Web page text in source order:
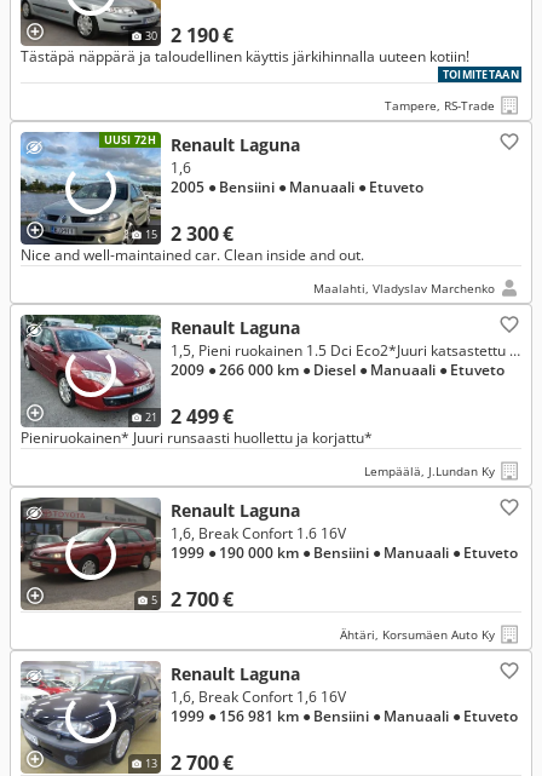
30 2 190 €
Tästäpä näppärä ja taloudellinen käyttis järkihinnalla uuteen kotiin!
TOIMITETAAN
Tampere, RS-Trade
UUSI 72H
15
Renault Laguna
2 300 €
1,6
2005 ● Bensiini ● Manuaali ● Etuveto
Nice and well-maintained car. Clean inside and out.
Maalahti, Vladyslav Marchenko
21
Renault Laguna
2 499 €
1,5, Pieni ruokainen 1.5 Dci Eco2*Juuri katsastettu ja huollettu* Erittäin hyvä*
2009 ● 266 000 km ● Diesel ● Manuaali ● Etuveto
Pieniruokainen* Juuri runsaasti huollettu ja korjattu*
Lempäälä, J.Lundan Ky
5
Renault Laguna
2 700 €
1,6, Break Confort 1.6 16V
1999 ● 190 000 km ● Bensiini ● Manuaali ● Etuveto
Ähtäri, Korsumäen Auto Ky
13
Renault Laguna
2 700 €
1,6, Break Confort 1,6 16V
1999 ● 156 981 km ● Bensiini ● Manuaali ● Etuveto